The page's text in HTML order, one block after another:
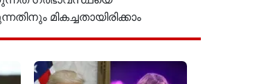
മികച്ചതായിരിക്കാം